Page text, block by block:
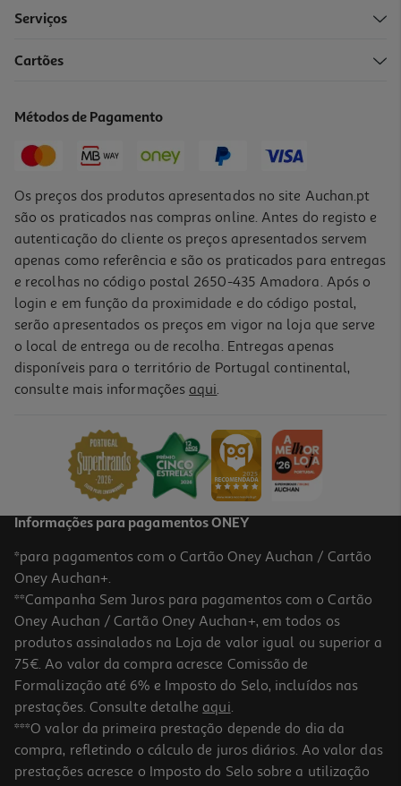
Serviços
Cartões
Métodos de Pagamento
Os preços dos produtos apresentados no site Auchan.pt
são os praticados nas compras online. Antes do registo e
autenticação do cliente os preços apresentados servem
apenas como referência e são os praticados para entregas
e recolhas no código postal 2650-435 Amadora. Após o
login e em função da proximidade e do código postal,
serão apresentados os preços em vigor na loja que serve
o local de entrega ou de recolha. Entregas apenas
disponíveis para o território de Portugal continental,
consulte mais informações aqui.
Informações para pagamentos ONEY
*para pagamentos com o Cartão Oney Auchan / Cartão
Oney Auchan+.
**Campanha Sem Juros para pagamentos com o Cartão
Oney Auchan / Cartão Oney Auchan+, em todos os
produtos assinalados na Loja de valor igual ou superior a
75€. Ao valor da compra acresce Comissão de
Formalização até 6% e Imposto do Selo, incluídos nas
prestações. Consulte detalhe aqui.
***O valor da primeira prestação depende do dia da
compra, refletindo o cálculo de juros diários. Ao valor das
prestações acresce o Imposto do Selo sobre a utilização